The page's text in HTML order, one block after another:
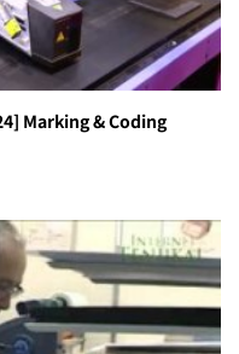
Marking & Coding